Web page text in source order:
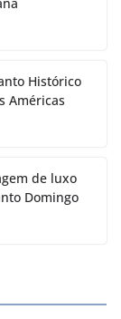
Histórico
Américas
de luxo
Domingo